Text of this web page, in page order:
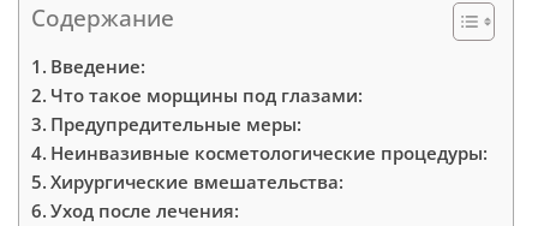
Содержание
Введение:
Что такое морщины под глазами:
Предупредительные меры:
Неинвазивные косметологические процедуры:
Хирургические вмешательства:
Уход после лечения: